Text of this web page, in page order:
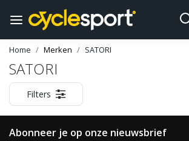
Home Merken SATORI
SATORI
Filters
Abonneer je op onze nieuwsbrief